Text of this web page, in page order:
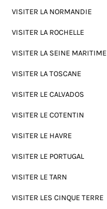
VISITER LA NORMANDIE
VISITER LA ROCHELLE
VISITER LA SEINE MARITIME
VISITER LA TOSCANE
VISITER LE CALVADOS
VISITER LE COTENTIN
VISITER LE HAVRE
VISITER LE PORTUGAL
VISITER LE TARN
VISITER LES CINQUE TERRE